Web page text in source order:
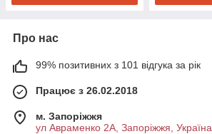
Про нас
99% позитивних з 101 відгука за рік
Працює з 26.02.2018
м. Запоріжжя
ул Авраменко 2А, Запоріжжя, Україна